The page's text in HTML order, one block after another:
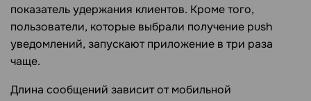
показатель удержания клиентов. Кроме того,
пользователи, которые выбрали получение push
уведомлений, запускают приложение в три раза
чаще.
Длина сообщений зависит от мобильной